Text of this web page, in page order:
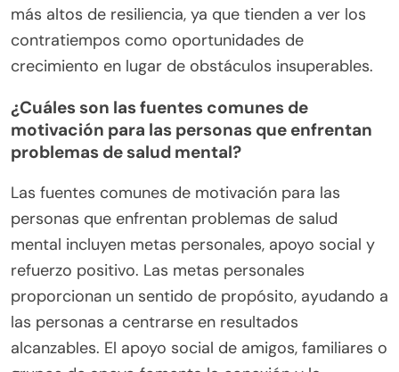
más altos de resiliencia, ya que tienden a ver los
contratiempos como oportunidades de
crecimiento en lugar de obstáculos insuperables.
¿Cuáles son las fuentes comunes de
motivación para las personas que enfrentan
problemas de salud mental?
Las fuentes comunes de motivación para las
personas que enfrentan problemas de salud
mental incluyen metas personales, apoyo social y
refuerzo positivo. Las metas personales
proporcionan un sentido de propósito, ayudando a
las personas a centrarse en resultados
alcanzables. El apoyo social de amigos, familiares o